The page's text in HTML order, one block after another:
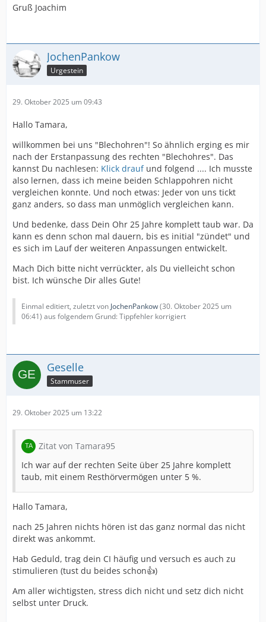
Gruß Joachim
JochenPankow
Urgestein
29. Oktober 2025 um 09:43
Hallo Tamara,
willkommen bei uns "Blechohren"! So ähnlich erging es mir
nach der Erstanpassung des rechten "Blechohres". Das
kannst Du nachlesen: Klick draufund folgend .... Ich musste
also lernen, dass ich meine beiden Schlappohren nicht
vergleichen konnte. Und noch etwas: Jeder von uns tickt
ganz anders, so dass man unmöglich vergleichen kann.
Und bedenke, dass Dein Ohr 25 Jahre komplett taub war. Da
kann es denn schon mal dauern, bis es initial "zündet" und
es sich im Lauf der weiteren Anpassungen entwickelt.
Mach Dich bitte nicht verrückter, als Du vielleicht schon
bist. Ich wünsche Dir alles Gute!
Einmal editiert, zuletzt von JochenPankow(30. Oktober 2025 um
06:41) aus folgendem Grund: Tippfehler korrigiert
Geselle
Stammuser
29. Oktober 2025 um 13:22
Zitat von Tamara95
Ich war auf der rechten Seite über 25 Jahre komplett
taub, mit einem Resthörvermögen unter 5 %.
Hallo Tamara,
nach 25 Jahren nichts hören ist das ganz normal das nicht
direkt was ankommt.
Hab Geduld, trag dein CI häufig und versuch es auch zu
stimulieren (tust du beides schon👍)
Am aller wichtigsten, stress dich nicht und setz dich nicht
selbst unter Druck.